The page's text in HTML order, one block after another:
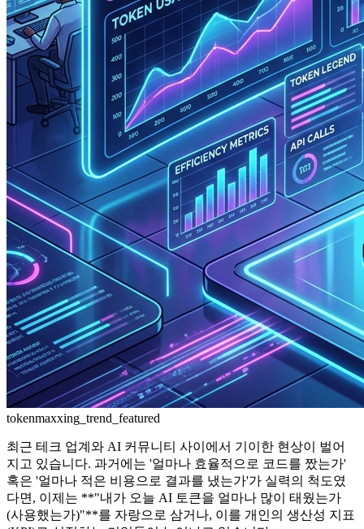
tokenmaxxing_trend_featured
최근 테크 업계와 AI 커뮤니티 사이에서 기이한 현상이 벌어
지고 있습니다. 과거에는 '얼마나 효율적으로 코드를 짰는가'
혹은 '얼마나 적은 비용으로 결과를 냈는가'가 실력의 척도였
다면, 이제는 **"내가 오늘 AI 토큰을 얼마나 많이 태웠는가
(사용했는가)"**를 자랑으로 삼거나, 이를 개인의 생산성 지표